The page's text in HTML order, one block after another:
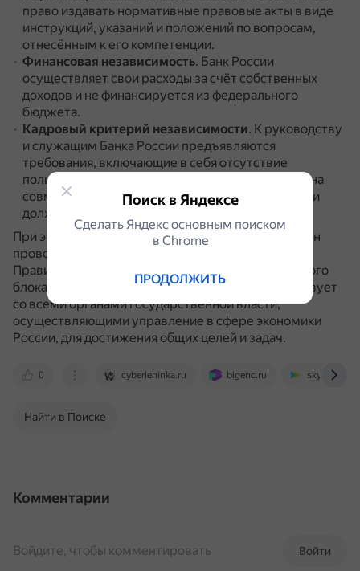
право издавать нормативные правовые акты в виде
инструкций, указаний и положений по вопросам,
отнесённым к его компетенции.
Финансовая независимость. Банк России
осуществляет свои расходы за счёт собственных
доходов и не финансируется из федерального
бюджета.
Кадровый критерий независимости. К руководству
и служащим Банка России предъявляются
требования, включающие в себя отсутствие
политической принадлежности, а также запрет на
совмещение должностей в Банке России с иными
должностями.
При этом независимость ЦБ РФ не означает, что он
проводит свою политику без оглядки на действия
Правительства РФ и его финансово-экономического
блока.
Напротив, Банк России тесно взаимодействует
со всеми органами государственной власти,
осуществляющими управление в сфере экономики
России, для достижения общих целей и задач.
0 cyberleninka.ru bigenc.ru sky.pro
Найти в Поиске
Комментарии
Войти
Войдите, чтобы комментировать
Поиск в Яндексе
Сделать Яндекс основным поиском
в Сhrome
ПРОДОЛЖИТЬ